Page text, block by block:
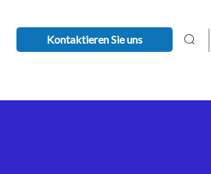
Kontaktieren Sie uns